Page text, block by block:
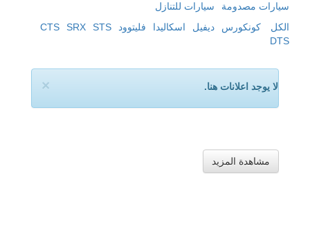
سيارات مصدومة
سيارات للتنازل
الكل
كونكورس ديفيل اسكاليدا فليتوود STS
SRX
CTS
DTS
× لا يوجد اعلانات هنا.
مشاهدة المزيد